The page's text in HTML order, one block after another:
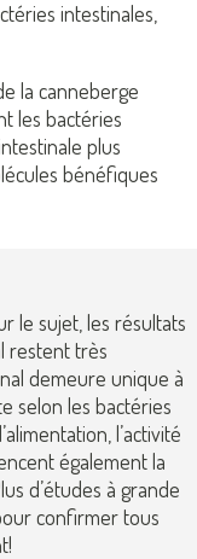
intestinales,
la canneberge
les bactéries
plus
bénéfiques
le sujet, les résultats
restent très
demeure unique à
selon les bactéries
l’activité
également la
d’études à grande
confirmer tous